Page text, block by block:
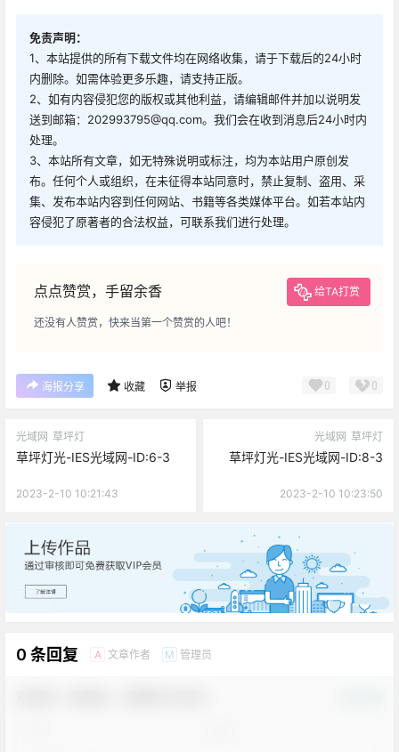
免责声明：
1、本站提供的所有下载文件均在网络收集，请于下载后的24小时
内删除。如需体验更多乐趣，请支持正版。
2、如有内容侵犯您的版权或其他利益，请编辑邮件并加以说明发
送到邮箱：202993795@qq.com。我们会在收到消息后24小时内
处理。
3、本站所有文章，如无特殊说明或标注，均为本站用户原创发
布。任何个人或组织，在未征得本站同意时，禁止复制、盗用、采
集、发布本站内容到任何网站、书籍等各类媒体平台。如若本站内
容侵犯了原著者的合法权益，可联系我们进行处理。
点点赞赏，手留余香 给TA打赏
还没有人赞赏，快来当第一个赞赏的人吧！
海报分享 收藏 举报 0 0
光域网 草坪灯
草坪灯光-IES光域网-ID:6-3
2023-2-10 10:21:43
光域网 草坪灯
草坪灯光-IES光域网-ID:8-3
2023-2-10 10:23:50
广告
0 条回复 A 文章作者 M 管理员